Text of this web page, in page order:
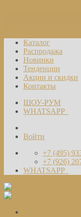
Каталог
Распродажа
Новинки
Тенденции
Акции и скидки
Контакты
ШОУ-РУМ
WHATSAPP
Войти
+7 (495)
+7 (926)
WHATSAPP